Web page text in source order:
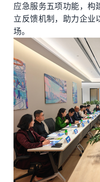
应急服务五项功能，构
立反馈机制，助力企业
场。